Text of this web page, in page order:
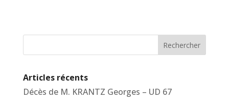
Rechercher
Articles récents
Décès de M. KRANTZ Georges – UD 67